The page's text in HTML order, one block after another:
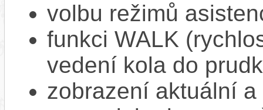
volbu režimů
funkci WALK
vedení kola do
zobrazení aktuální